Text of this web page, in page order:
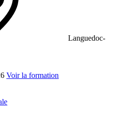
Languedoc-
Voir la formation